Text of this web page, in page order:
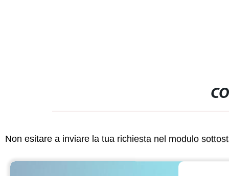
Non esitare a inviare la tua richiesta nel modulo